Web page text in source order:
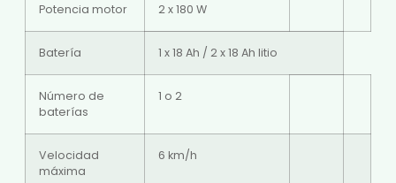
Potencia motor 2 x 180 W
Batería 1 x 18 Ah / 2 x 18 Ah litio
Número de
baterías
1 o 2
Velocidad
máxima
6 km/h